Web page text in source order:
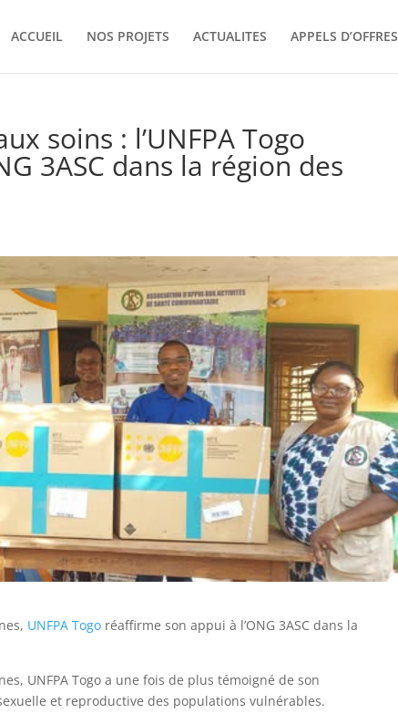
ACCUEIL NOS PROJETS ACTUALITES APPELS D’OFFRES
soins : l’UNFPA Togo
3ASC dans la région des
UNFPA Togo réaffirme son appui à l’ONG 3ASC dans la
UNFPA Togo a une fois de plus témoigné de son
et reproductive des populations vulnérables.